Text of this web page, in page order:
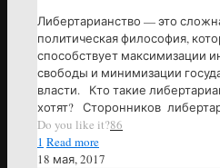
Либертарианство — это
политическая философия,
способствует максимизации
свободы и минимизации
власти. Кто такие
хотят? Сторонников
Do you like it?86
1 Read more
18 мая, 2017